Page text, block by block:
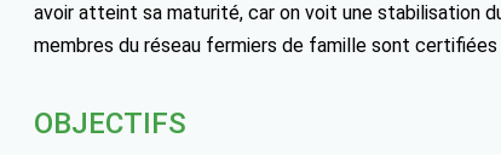
avoir atteint sa maturité, car on voit une stabilisation
membres du réseau fermiers de famille sont certifiées
OBJECTIFS